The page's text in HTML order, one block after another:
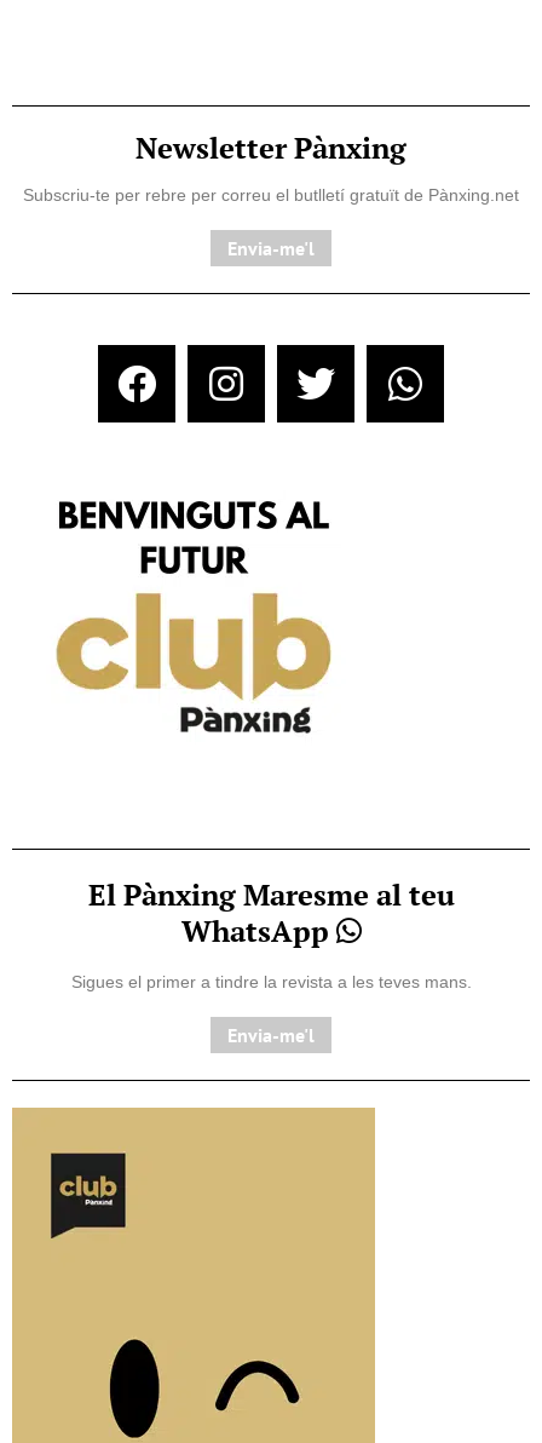
Newsletter Pànxing
Subscriu-te per rebre per correu el butlletí gratuït de Pànxing.net​
Envia-me'l
El Pànxing Maresme al teu
WhatsApp
Sigues el primer a tindre la revista a les teves mans.
Envia-me'l